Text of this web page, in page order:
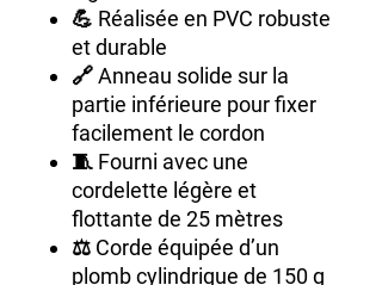
💪 Réalisée en PVC robuste
et durable
🔗 Anneau solide sur la
partie inférieure pour fixer
facilement le cordon
🧵 Fourni avec une
cordelette légère et
flottante de 25 mètres
⚖️ Corde équipée d’un
plomb cylindrique de 150 g